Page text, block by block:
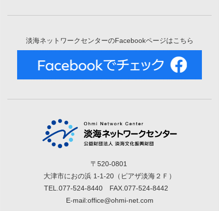
淡海ネットワークセンターのFacebookページはこちら
〒520-0801
大津市におの浜 1-1-20（ピアザ淡海２Ｆ）
TEL.077-524-8440 FAX.077-524-8442
E-mail:office@ohmi-net.com